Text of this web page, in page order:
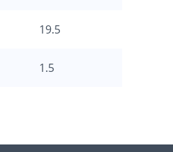
19.5
1.5